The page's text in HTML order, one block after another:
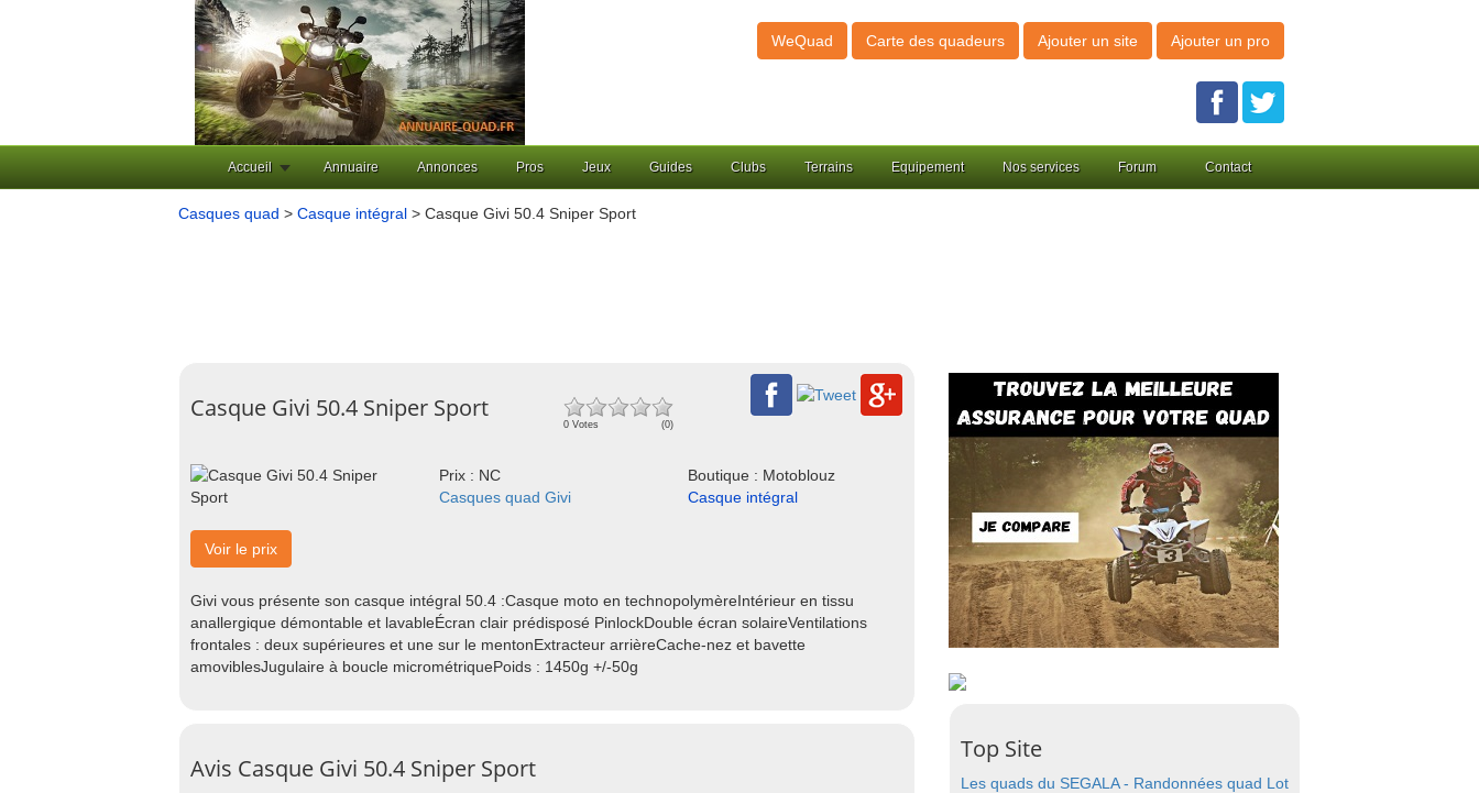
WeQuad Carte des quadeurs Ajouter un site Ajouter un pro
Accueil Annuaire Annonces Pros Jeux Guides Clubs Terrains Equipement Nos services Forum Contact
Casques quad > Casque intégral > Casque Givi 50.4 Sniper Sport
Casque Givi 50.4 Sniper Sport
0 Votes (0)
Prix : NC
Boutique : Motoblouz
Casques quad Givi
Casque intégral
Voir le prix
Givi vous présente son casque intégral 50.4 :Casque moto en technopolymèreIntérieur en tissu
anallergique démontable et lavableÉcran clair prédisposé PinlockDouble écran solaireVentilations
frontales : deux supérieures et une sur le mentonExtracteur arrièreCache-nez et bavette
amoviblesJugulaire à boucle micrométriquePoids : 1450g +/-50g
Avis Casque Givi 50.4 Sniper Sport
Top Site
Les quads du SEGALA - Randonnées quad Lot